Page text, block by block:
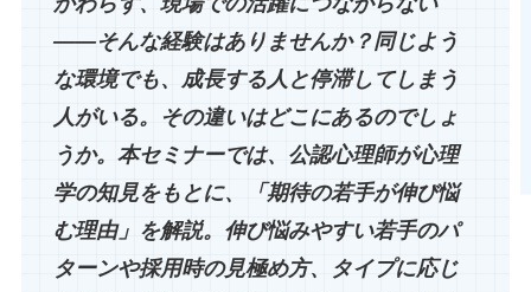
——そんな経験はありませんか？同じよう
な環境でも、成長する人と停滞してしまう
人がいる。その違いはどこにあるのでしょ
うか。本セミナーでは、公認心理師が心理
学の知見をもとに、「期待の若手が伸び悩
む理由」を解説。伸び悩みやすい若手のパ
ターンや採用時の見極め方、タイプに応じ